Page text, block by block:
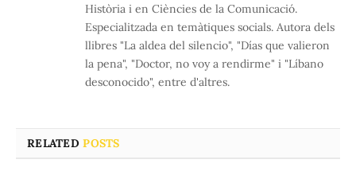
Història i en Ciències de la Comunicació.
Especialitzada en temàtiques socials. Autora dels
llibres "La aldea del silencio", "Días que valieron
la pena", "Doctor, no voy a rendirme" i "Líbano
desconocido", entre d'altres.
RELATEDPOSTS